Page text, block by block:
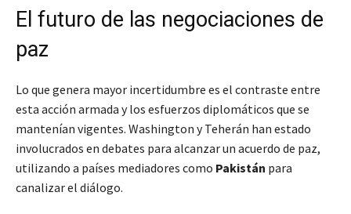
El futuro de las negociaciones de
paz
Lo que genera mayor incertidumbre es el contraste entre
esta acción armada y los esfuerzos diplomáticos que se
mantenían vigentes. Washington y Teherán han estado
involucrados en debates para alcanzar un acuerdo de paz,
utilizando a países mediadores como Pakistán para
canalizar el diálogo.